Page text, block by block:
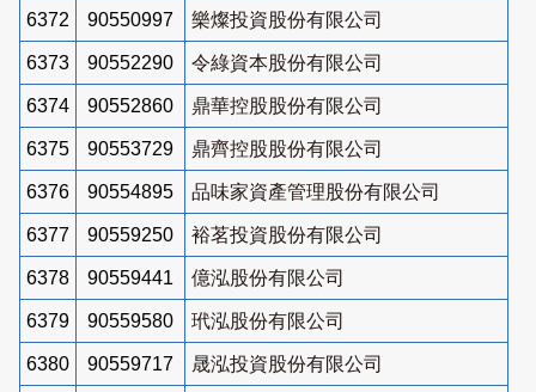
6372 90550997 樂燦投資股份有限公司
6373 90552290 令綠資本股份有限公司
6374 90552860 鼎華控股股份有限公司
6375 90553729 鼎齊控股股份有限公司
6376 90554895 品味家資產管理股份有限公司
6377 90559250 裕茗投資股份有限公司
6378 90559441 億泓股份有限公司
6379 90559580 玳泓股份有限公司
6380 90559717 晟泓投資股份有限公司